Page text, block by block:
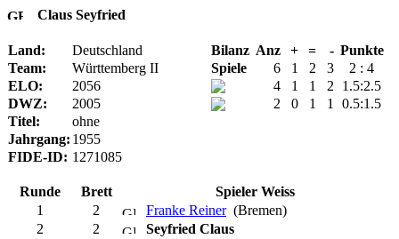
Claus Seyfried
Land: Deutschland Bilanz Anz + = - Punkte
Team:
Württemberg II Spiele 6 1 2 3
2 : 4
ELO:
2056 4 1 1 2
1.5:2.5
DWZ:
2005 2 0 1 1
0.5:1.5
Titel:
ohne
Jahrgang: 1955
FIDE-ID: 1271085
Runde Brett Spieler Weiss
1
2 Franke Reiner(Bremen)
2
2 Seyfried Claus